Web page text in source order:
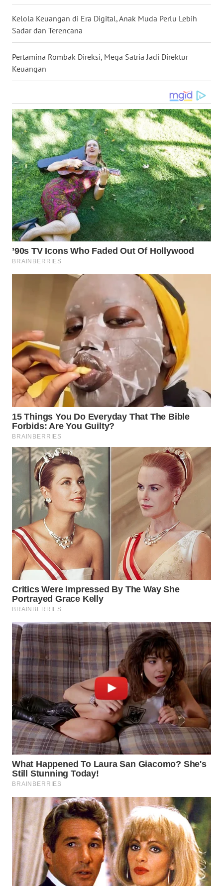
Kelola Keuangan di Era Digital, Anak Muda Perlu Lebih
Sadar dan Terencana
Pertamina Rombak Direksi, Mega Satria Jadi Direktur
Keuangan
NUSANTARA
JOGJA
WN
BALI
WN
KALBAR
WN
KALTENG
WN
KALTARA
WN
SULSEL
WN
GORONTALO
WN
SULUT
WN
MALUKU
WN
MALUT
WN
DAIRI
WN
DANAU
TOBA
WN
NIAS
WN
LANGKAT
WN
TAPANULI
SELATAN
WN
TANJUNG
LESUNG
WN
WN
SIMALUNGUN
WN
LABUHANBATU